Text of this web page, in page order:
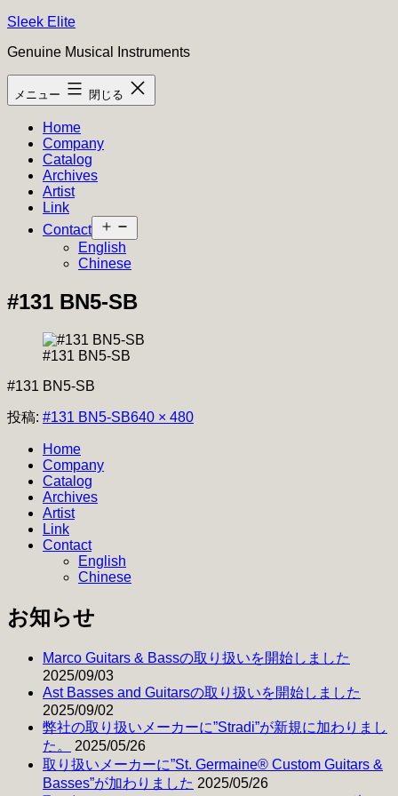
コ
テ
ン
ツ
Sleek Elite
Genuine Musical Instruments
メニュー 閉じる
Home
Company
Catalog
Archives
Artist
Link
Contact
ニ
ー
開
English
Chinese
#131 BN5-SB
#131 BN5-SB
#131 BN5-SB
投稿: #131 BN5-SBフ
640 × 480
Home
Company
Catalog
Archives
Artist
Link
Contact
English
Chinese
お知らせ
Marco Guitars & Bassの取り扱いを開始しました
2025/09/03
Ast Basses and Guitarsの取り扱いを開始しました
2025/09/02
弊社の取り扱いメーカーに”Stradi”が新規に加わりまし
た。
2025/05/26
取り扱いメーカーに”St. Germaine® Custom Guitars &
Basses”が加わりました 2025/05/26